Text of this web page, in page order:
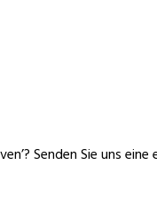
Senden Sie uns eine